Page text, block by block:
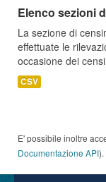
Elenco sezioni
La sezione di
effettuate le
occasione dei
CSV
E' possibile inoltre
Documentazione API).